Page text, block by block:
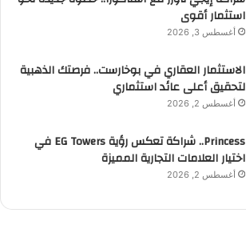
استثمار أقوى
أغسطس 3, 2026
الاستثمار العقاري في بوخارست.. فرصتك الذهبية
لتحقيق أعلى عائد استثماري
أغسطس 2, 2026
Princess.. شراكة تعكس رؤية EG Towers في
اختيار العلامات التجارية المميزة
أغسطس 2, 2026